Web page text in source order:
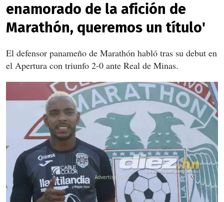
enamorado de la afición de
Marathón, queremos un título'
El defensor panameño de Marathón habló tras su debut en
el Apertura con triunfo 2-0 ante Real de Minas.
X